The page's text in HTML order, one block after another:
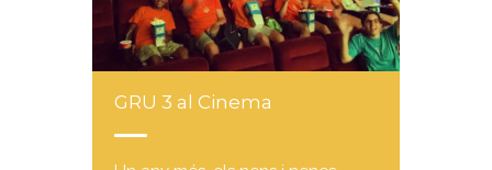
GRU 3 al Cinema